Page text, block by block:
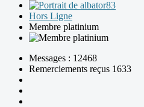
Hors Ligne
Membre platinium
Messages : 12468
Remerciements reçus 1633